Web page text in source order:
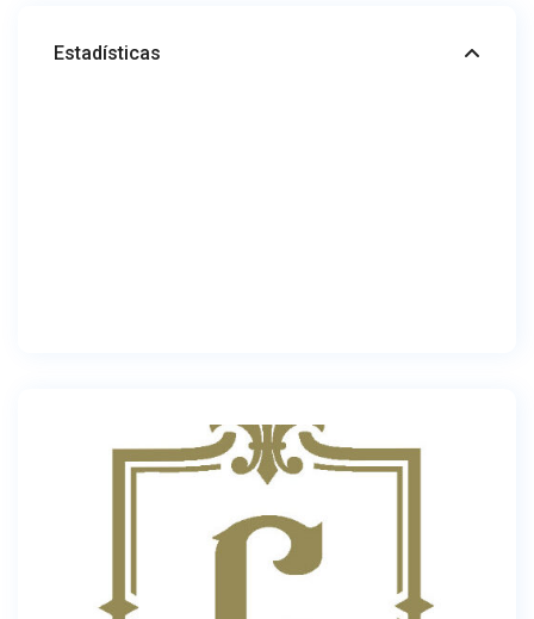
Estadísticas